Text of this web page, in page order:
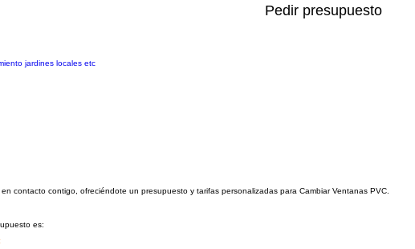
jardines locales etc
Pedir presupuesto
contacto contigo, ofreciéndote un presupuesto y tarifas personalizadas para Cambiar Ventanas PVC.
es: